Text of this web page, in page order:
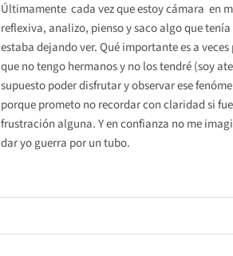
Últimamente cada vez que estoy cámara en
reflexiva, analizo, pienso y saco algo que
estaba dejando ver. Qué importante es a
que no tengo hermanos y no los tendré (soy
supuesto poder disfrutar y observar ese
porque prometo no recordar con claridad si
frustración alguna. Y en confianza no me
dar yo guerra por un tubo.